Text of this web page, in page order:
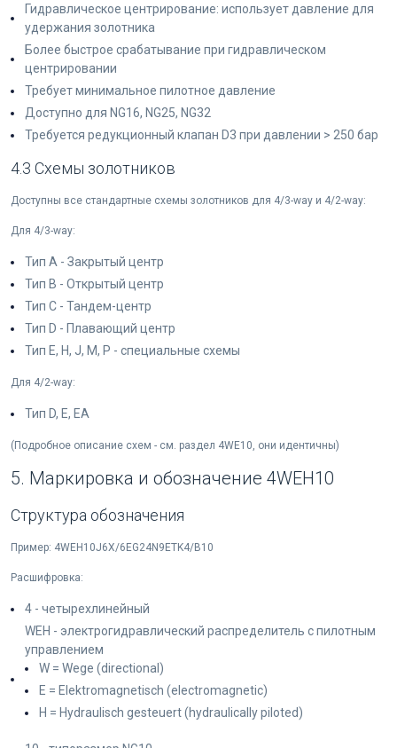
Гидравлическое центрирование: использует давление для
удержания золотника
Более быстрое срабатывание при гидравлическом
центрировании
Требует минимальное пилотное давление
Доступно для NG16, NG25, NG32
Требуется редукционный клапан D3 при давлении > 250 бар
4.3 Схемы золотников
Доступны все стандартные схемы золотников для 4/3-way и 4/2-way:
Для 4/3-way:
Тип A - Закрытый центр
Тип B - Открытый центр
Тип C - Тандем-центр
Тип D - Плавающий центр
Тип E, H, J, M, P - специальные схемы
Для 4/2-way:
Тип D, E, EA
(Подробное описание схем - см. раздел 4WE10, они идентичны)
5. Маркировка и обозначение 4WEH10
Структура обозначения
Пример: 4WEH10J6X/6EG24N9ETK4/B10
Расшифровка:
4 - четырехлинейный
WEH - электрогидравлический распределитель с пилотным
управлением
W = Wege (directional)
E = Elektromagnetisch (electromagnetic)
H = Hydraulisch gesteuert (hydraulically piloted)